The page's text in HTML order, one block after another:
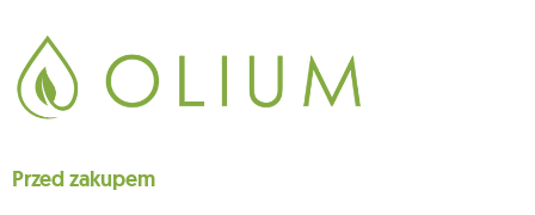
Dane będą przetwarzane w celu wysyłki newslettera i przechowywane do
chwili rezygnacji z subskrypcji.
Przysługuje Ci prawo do żądania dostępu do swoich danych osobowych,
ich sprostowania, usunięcia, ograniczenia przetwarzania, wniesienia
sprzeciwu wobec przetwarzania swoich danych oraz prawo do
którego dokonano na podstawie zgody przed jej cofnięciem. W tym celu
możesz kontaktować się z działem obsługi klienta Mouton Interactive pod
Przed zakupem